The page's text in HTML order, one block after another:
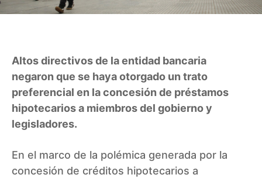
Altos directivos de la entidad bancaria
negaron que se haya otorgado un trato
preferencial en la concesión de préstamos
hipotecarios a miembros del gobierno y
legisladores.
En el marco de la polémica generada por la
concesión de créditos hipotecarios a